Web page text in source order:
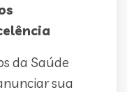
da Saúde
sua